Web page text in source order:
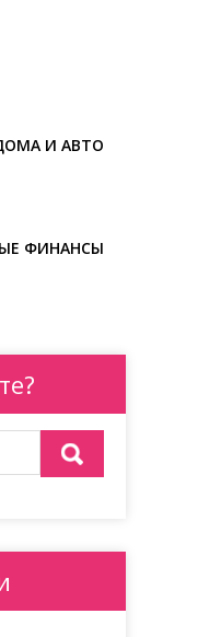
И АВТО
ФИНАНСЫ